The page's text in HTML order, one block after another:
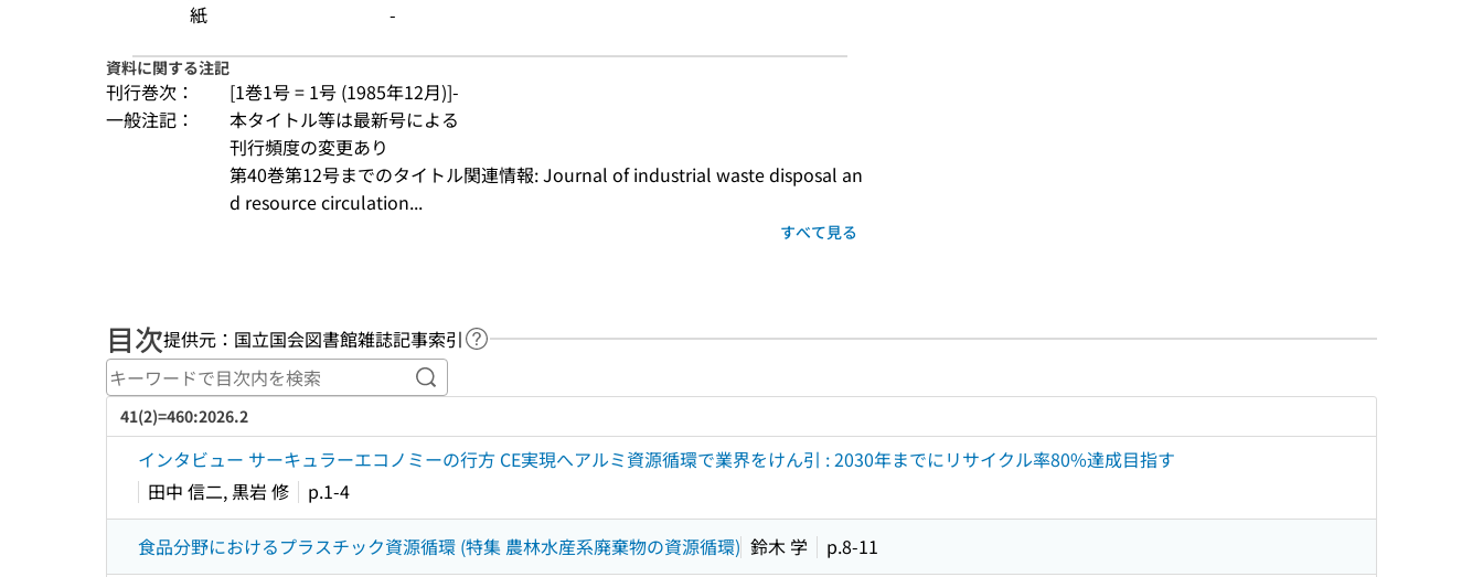
紙 -
資料に関する注記
刊行巻次：
[1巻1号 = 1号 (1985年12月)]-
一般注記：
本タイトル等は最新号による
刊行頻度の変更あり
第40巻第12号までのタイトル関連情報: Journal of industrial waste disposal an
d resource circulation...
すべて見る
目次提供元：国立国会図書館雑誌記事索引 ヘルプページへのリンク
キーワードで目次内を検索
41(2)=460:2026.2
インタビュー サーキュラーエコノミーの行方 CE実現へアルミ資源循環で業界をけん引 : 2030年までにリサイクル率80%達成目指す
田中 信二, 黒岩 修
p.1-4
食品分野におけるプラスチック資源循環 (特集 農林水産系廃棄物の資源循環) 鈴木 学 p.8-11